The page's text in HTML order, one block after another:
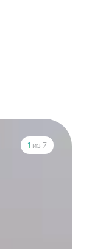
1 из 7